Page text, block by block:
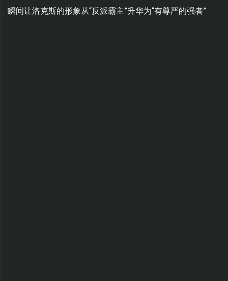
瞬间让洛克斯的形象从“反派霸主”升华为“有尊严的强者”